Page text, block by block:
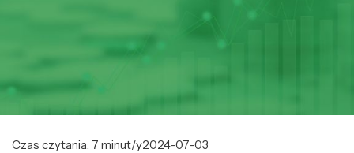
Czas czytania: 7 minut/y2024-07-03